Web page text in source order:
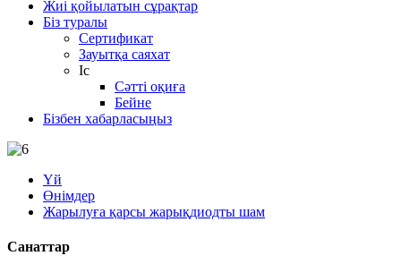
Жиі қойылатын сұрақтар
Біз туралы
Сертификат
Зауытқа саяхат
Іс
Сәтті оқиға
Бейне
Бізбен хабарласыңыз
Үй
Өнімдер
Жарылуға қарсы жарықдиодты шам
Санаттар